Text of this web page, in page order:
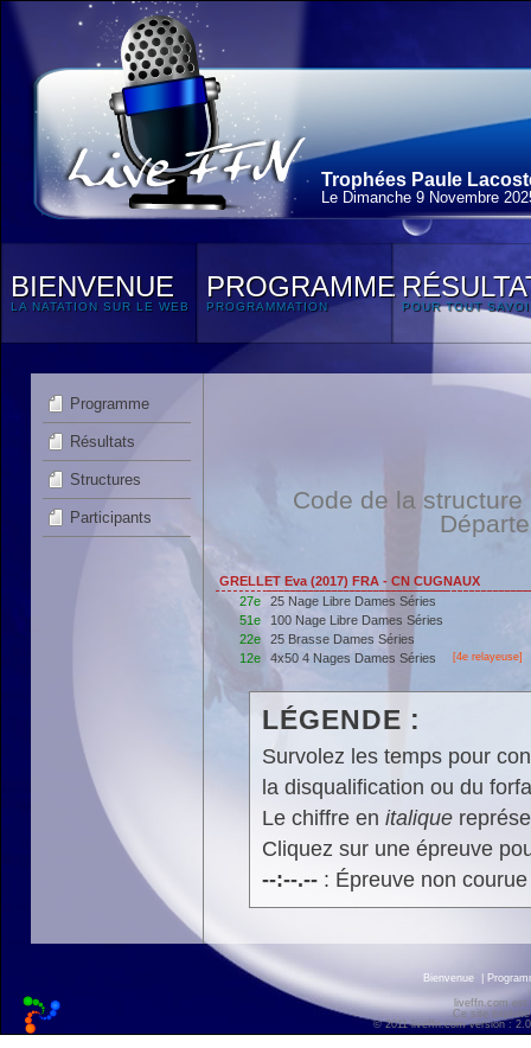
Trophées Paule
Le Dimanche 9 Novembre
BIENVENUE
LA NATATION SUR LE WEB
PROGRAMME
PROGRAMMATION POUR TOUT
Programme
Résultats
Structures
Participants
Code de la
GRELLET Eva (2017) FRA - CN CUGNAUX
27e
25 Nage Libre Dames Séries
51e
100 Nage Libre Dames Séries
22e
25 Brasse Dames Séries
12e
4x50 4 Nages Dames Séries [4e relayeuse]
LÉGENDE :
Survolez les temps pour
la disqualification ou du
Le chiffre en italique
Cliquez sur une épreuve
--:--.--: Épreuve non
Bienvenue
liveffn.com est
Ce site
© 2011 liveffn.com version :